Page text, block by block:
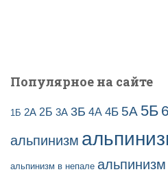
Популярное на сайте
1Б 2А 2Б 3А 3Б 4А 4Б 5А 5Б
альпинизм
альпинизм в непале альпинизм